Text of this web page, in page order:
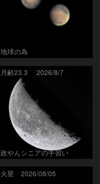
地球の為
月齢23.3 2026/8/7
政やんシニアの手習い
火星 2026/08/05